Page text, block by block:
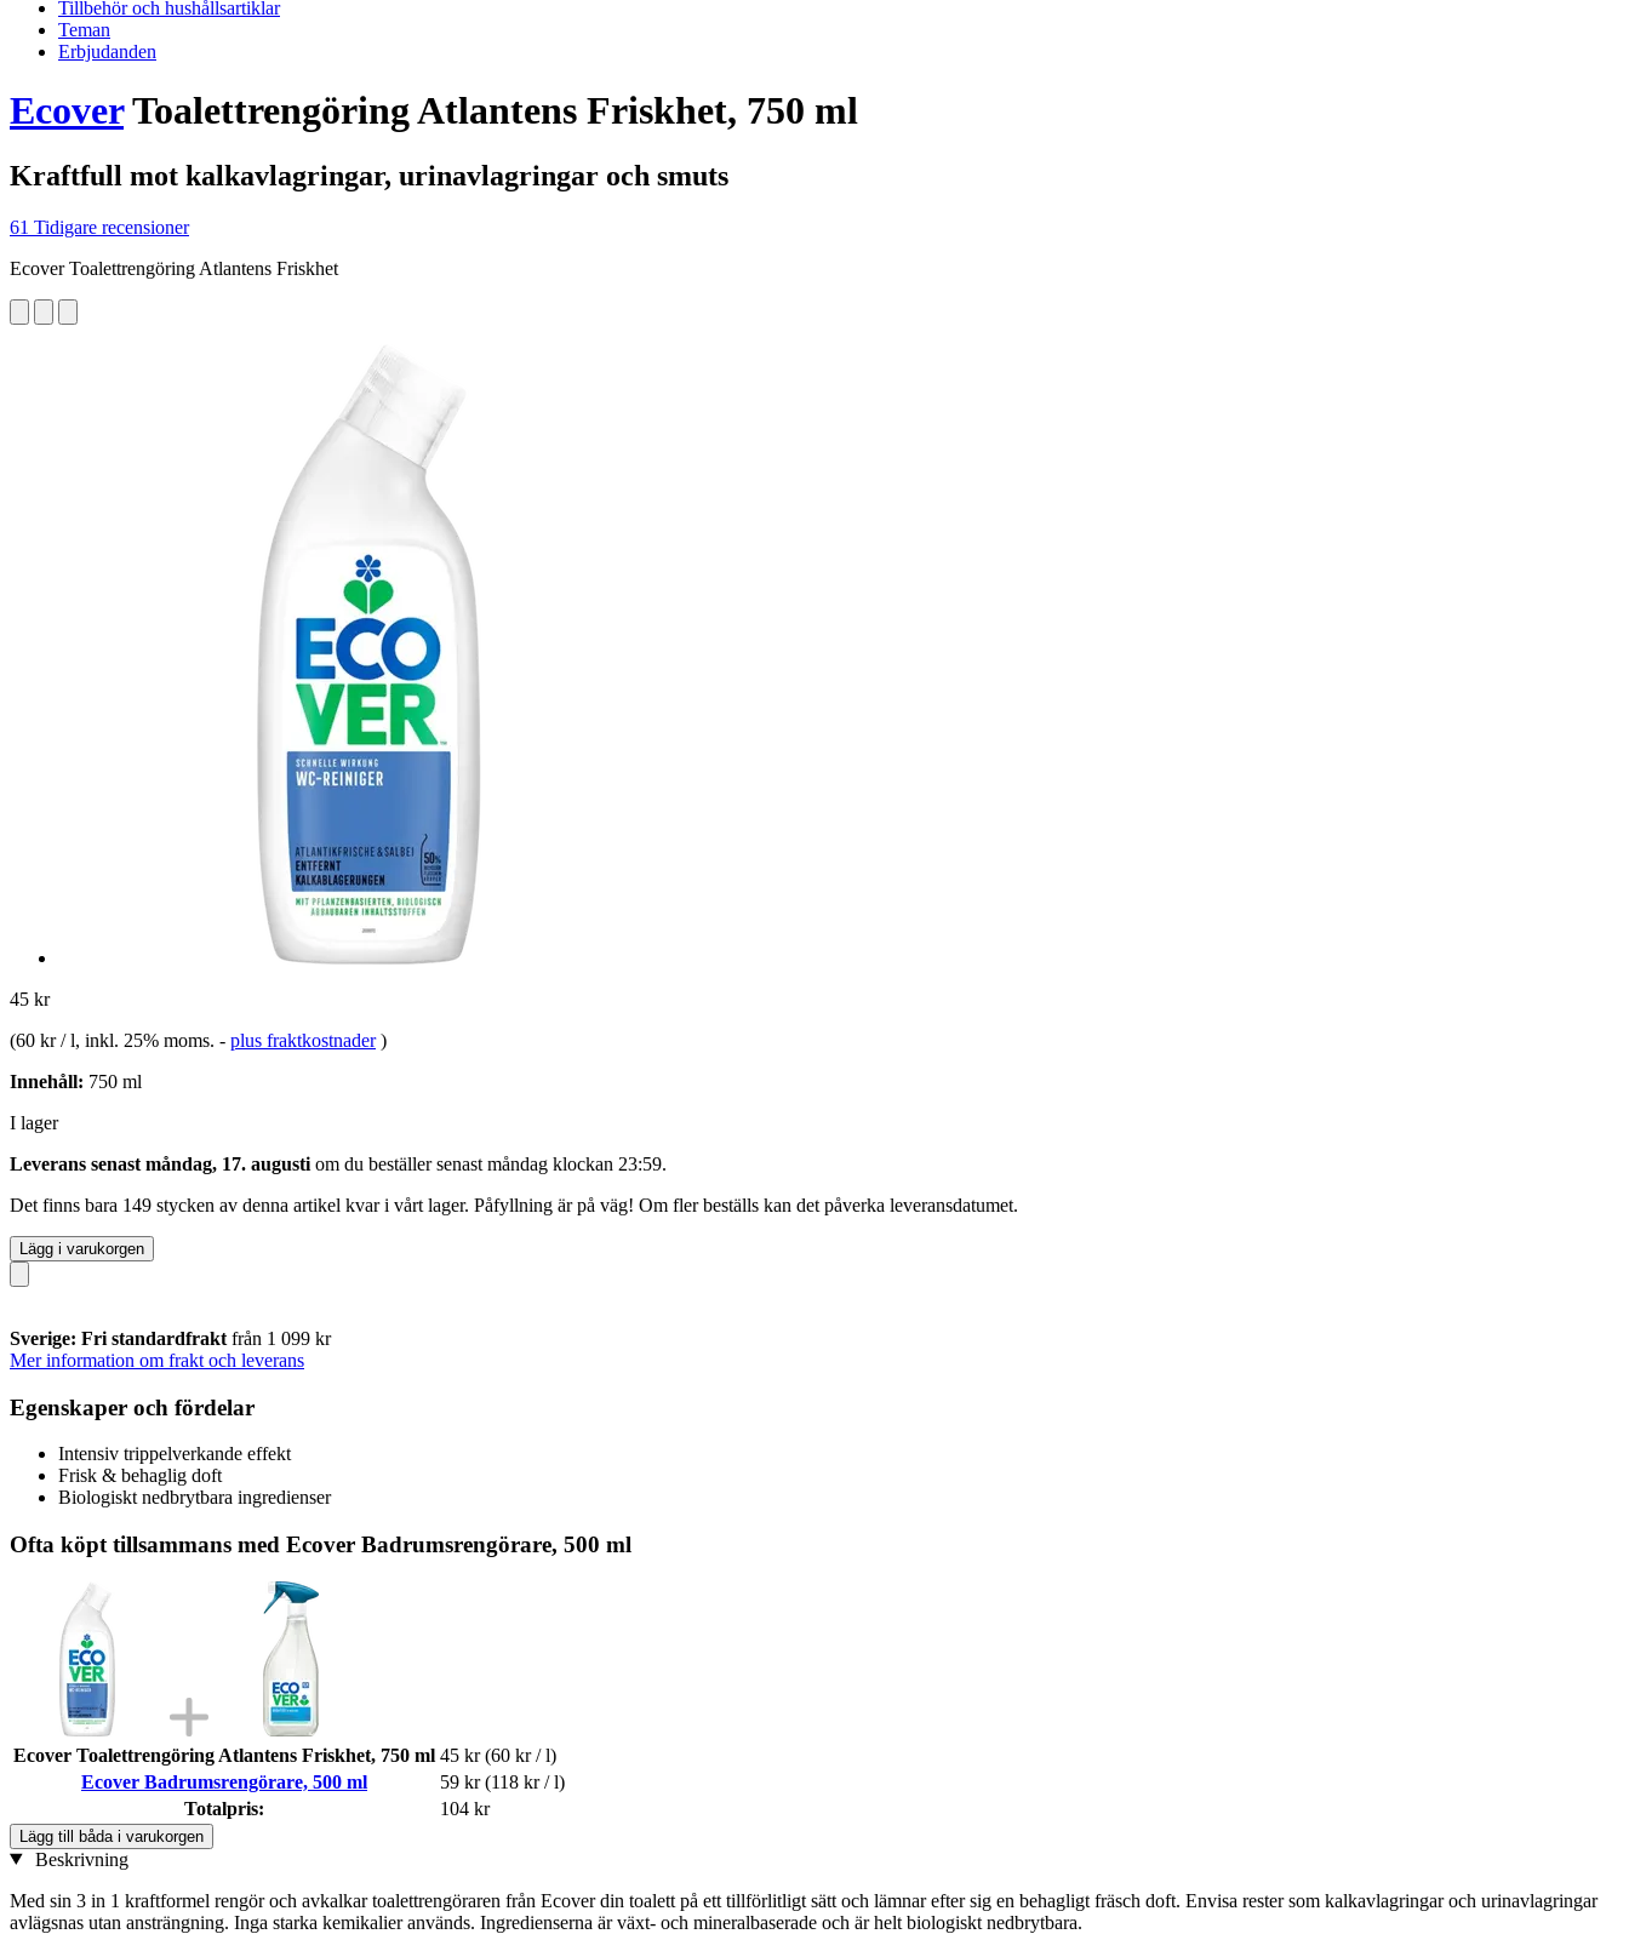
Tillbehör och hushållsartiklar
Teman
Erbjudanden
EcoverToalettrengöring Atlantens Friskhet, 750 ml
Kraftfull mot kalkavlagringar, urinavlagringar och smuts
61 Tidigare recensioner
Ecover Toalettrengöring Atlantens Friskhet
45 kr
(60 kr / l, inkl. 25% moms. - plus fraktkostnader )
Innehåll: 750 ml
I lager
Leverans senast måndag, 17. augusti om du beställer senast måndag klockan 23:59.
Det finns bara 149 stycken av denna artikel kvar i vårt lager. Påfyllning är på väg! Om fler beställs kan det påverka leveransdatumet.
Lägg i varukorgen
Sverige: Fri standardfrakt från 1 099 kr
Mer information om frakt och leverans
Egenskaper och fördelar
Intensiv trippelverkande effekt
Frisk & behaglig doft
Biologiskt nedbrytbara ingredienser
Ofta köpt tillsammans med Ecover Badrumsrengörare, 500 ml
Ecover Toalettrengöring Atlantens Friskhet, 750 ml 45 kr (60 kr / l)
Ecover Badrumsrengörare, 500 ml
59 kr (118 kr / l)
Totalpris:
104 kr
Lägg till båda i varukorgen
Beskrivning
Med sin 3 in 1 kraftformel rengör och avkalkar toalettrengöraren från Ecover din toalett på ett tillförlitligt sätt och lämnar efter sig en behagligt fräsch doft. Envisa rester som kalkavlagringar och urinavlagringar
avlägsnas utan ansträngning. Inga starka kemikalier används. Ingredienserna är växt- och mineralbaserade och är helt biologiskt nedbrytbara.